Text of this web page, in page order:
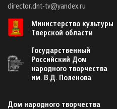
director.dnt-tv@yandex.ru
Министерство культуры
Тверской области
Государственный
Российский Дом
народного творчества
им. В.Д. Поленова
Дом народного творчества